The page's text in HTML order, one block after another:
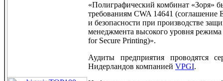
«Полиграфический комбинат «Зоря»
требованиям CWA 14641 (соглашение
и безопасности при производстве
менеджмента высокого уровня
for Secure Printing)».
Аудиты предприятия проводятся
Нидерландов компанией VPGI.